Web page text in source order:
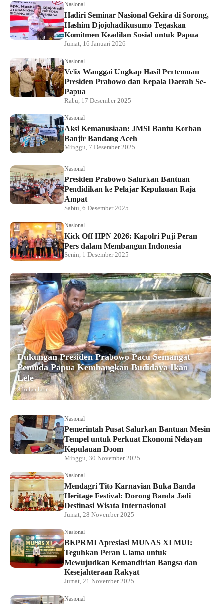
Nasional
Hadiri Seminar Nasional Gekira di Sorong,
Hashim Djojohadikusumo Tegaskan
Komitmen Keadilan Sosial untuk Papua
Jumat, 16 Januari 2026
Nasional
Velix Wanggai Ungkap Hasil Pertemuan
Presiden Prabowo dan Kepala Daerah Se-
Papua
Rabu, 17 Desember 2025
Nasional
Aksi Kemanusiaan: JMSI Bantu Korban
Banjir Bandang Aceh
Minggu, 7 Desember 2025
Nasional
Presiden Prabowo Salurkan Bantuan
Pendidikan ke Pelajar Kepulauan Raja
Ampat
Sabtu, 6 Desember 2025
Nasional
Kick Off HPN 2026: Kapolri Puji Peran
Pers dalam Membangun Indonesia
Senin, 1 Desember 2025
Dukungan Presiden Prabowo Pacu Semangat
Pemuda Papua Kembangkan Budidaya Ikan
Lele
8 bulan lalu
Nasional
Pemerintah Pusat Salurkan Bantuan Mesin
Tempel untuk Perkuat Ekonomi Nelayan
Kepulauan Doom
Minggu, 30 November 2025
Nasional
Mendagri Tito Karnavian Buka Banda
Heritage Festival: Dorong Banda Jadi
Destinasi Wisata Internasional
Jumat, 28 November 2025
Nasional
BKPRMI Apresiasi MUNAS XI MUI:
Teguhkan Peran Ulama untuk
Mewujudkan Kemandirian Bangsa dan
Kesejahteraan Rakyat
Jumat, 21 November 2025
Nasional